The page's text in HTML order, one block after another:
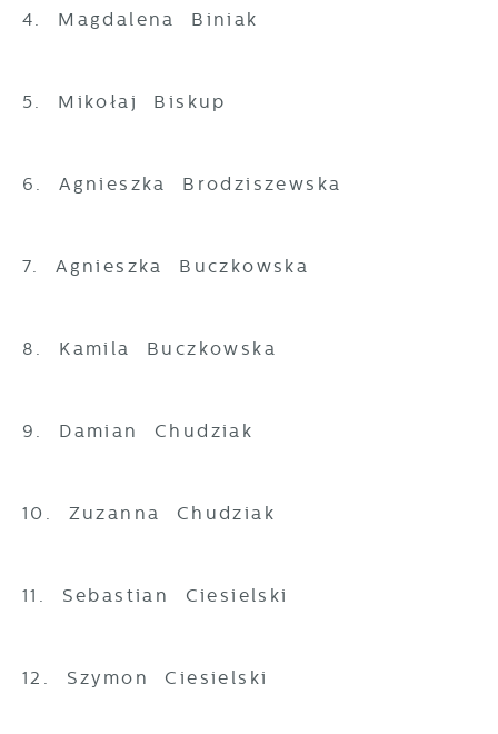
4. Magdalena Biniak
5. Mikołaj Biskup
6. Agnieszka Brodziszewska
7. Agnieszka Buczkowska
8. Kamila Buczkowska
9. Damian Chudziak
10. Zuzanna Chudziak
11. Sebastian Ciesielski
12. Szymon Ciesielski